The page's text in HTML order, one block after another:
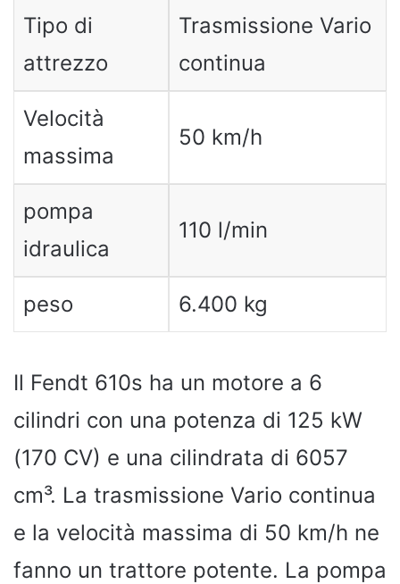
Tipo di
attrezzo
Trasmissione Vario
continua
Velocità
massima
50 km/h
pompa
idraulica
110 l/min
peso 6.400 kg
Il Fendt 610s ha un motore a 6
cilindri con una potenza di 125 kW
(170 CV) e una cilindrata di 6057
cm³. La trasmissione Vario continua
e la velocità massima di 50 km/h ne
fanno un trattore potente. La pompa